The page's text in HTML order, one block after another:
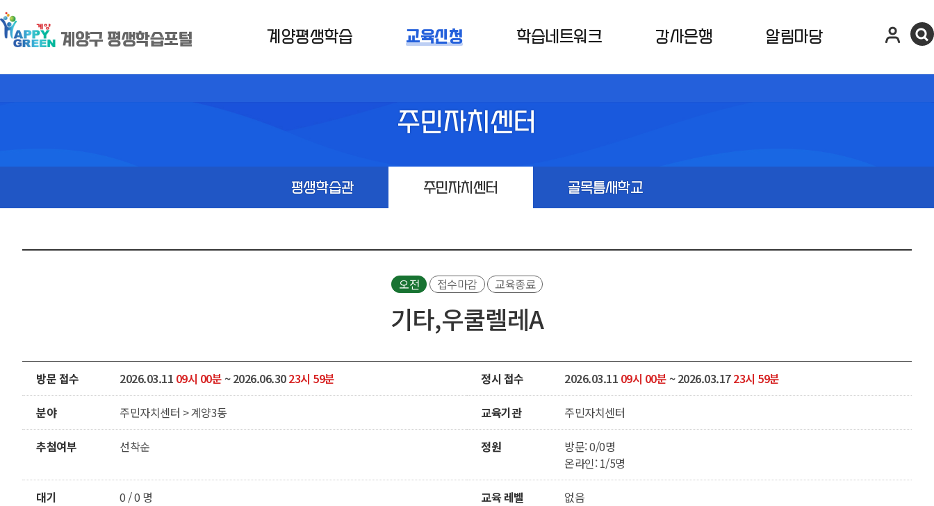
계양구 평생학습포털 계양평생학습 교육신청 학습네트워크 강사은행 알림마당
주민자치센터
평생학습관 주민자치센터 골목틈새학교
오전 접수마감 교육종료
기타,우쿨렐레A
방문 접수 2026.03.11 09시 00분~ 2026.06.3023시 59분 정시 접수 2026.03.11 09시 00분~ 2026.03.1723시 59분
분야 주민자치센터 > 계양3동 교육기관 주민자치센터
추첨여부 선착순 정원
방문: 0/0명
온라인: 1/5명
대기 0 / 0 명 교육 레벨 없음